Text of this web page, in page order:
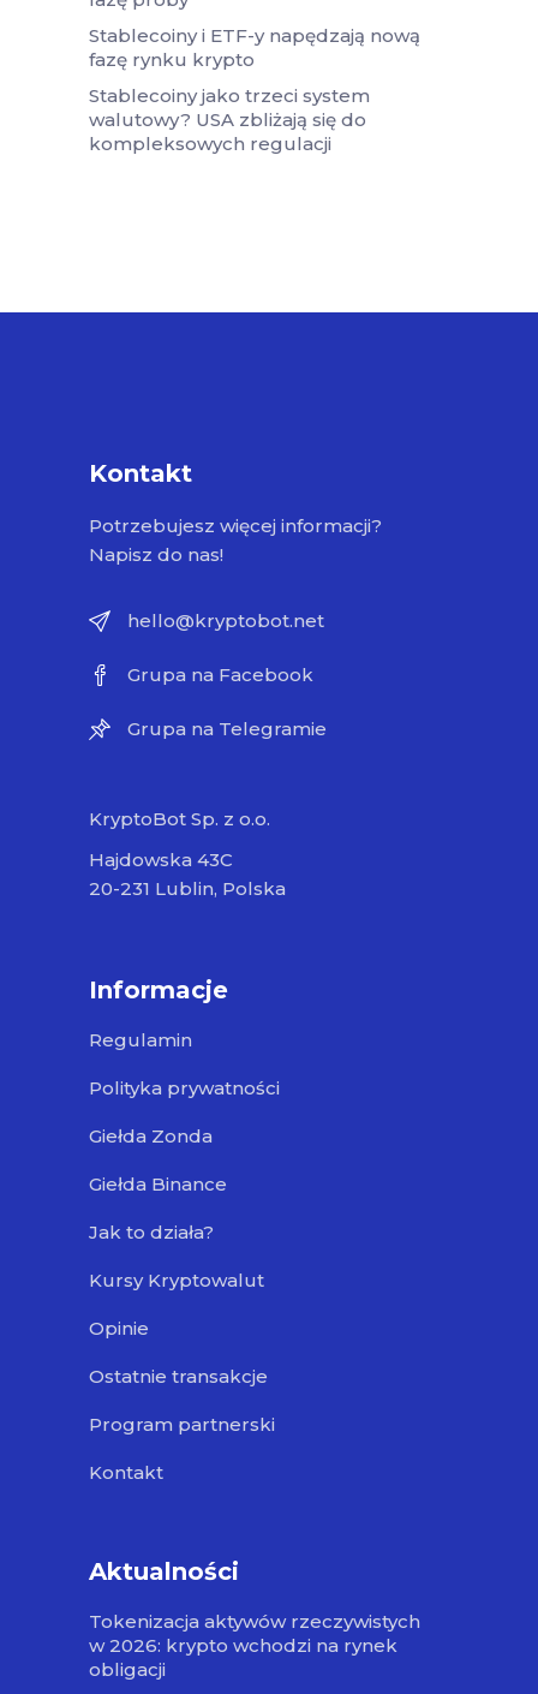
Stablecoiny i ETF-y napędzają nową
fazę rynku krypto
Stablecoiny jako trzeci system
walutowy? USA zbliżają się do
kompleksowych regulacji
Kontakt
Potrzebujesz więcej informacji?
Napisz do nas!
hello@kryptobot.net
Grupa na Facebook
Grupa na Telegramie
KryptoBot Sp. z o.o.
Hajdowska 43C
20-231 Lublin, Polska
Informacje
Regulamin
Polityka prywatności
Giełda Zonda
Giełda Binance
Jak to działa?
Kursy Kryptowalut
Opinie
Ostatnie transakcje
Program partnerski
Kontakt
Aktualności
Tokenizacja aktywów rzeczywistych
w 2026: krypto wchodzi na rynek
obligacji